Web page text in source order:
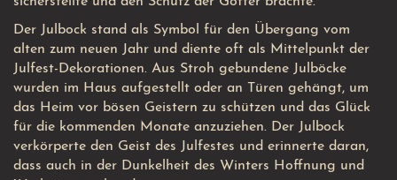
Der Julbock stand als Symbol für den Übergang vom
alten zum neuen Jahr und diente oft als Mittelpunkt der
Julfest-Dekorationen. Aus Stroh gebundene Julböcke
wurden im Haus aufgestellt oder an Türen gehängt, um
das Heim vor bösen Geistern zu schützen und das Glück
für die kommenden Monate anzuziehen. Der Julbock
verkörperte den Geist des Julfestes und erinnerte daran,
dass auch in der Dunkelheit des Winters Hoffnung und